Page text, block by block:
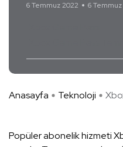
6 Temmuz 2022 6
Anasayfa Teknoloji
Popüler abonelik hizmeti